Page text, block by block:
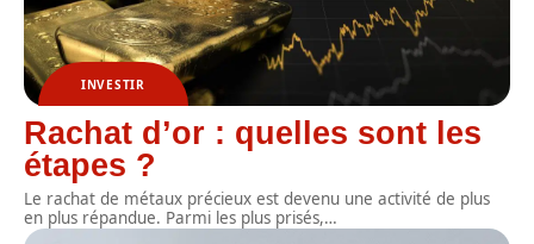
INVESTIR
Rachat d’or : quelles sont les
étapes ?
Le rachat de métaux précieux est devenu une activité de plus
en plus répandue. Parmi les plus prisés,…